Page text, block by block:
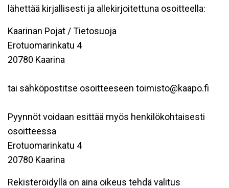
lähettää kirjallisesti ja allekirjoitettuna osoitteella:
Kaarinan Pojat / Tietosuoja
Erotuomarinkatu 4
20780 Kaarina
tai sähköpostitse osoitteeseen toimisto@kaapo.fi
Pyynnöt voidaan esittää myös henkilökohtaisesti
osoitteessa
Erotuomarinkatu 4
20780 Kaarina
Rekisteröidyllä on aina oikeus tehdä valitus